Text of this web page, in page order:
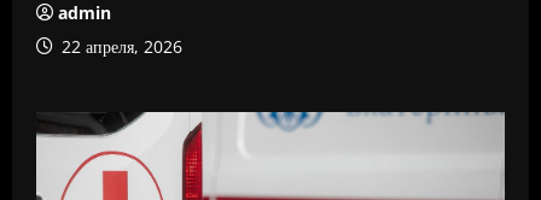
admin
22 апреля, 2026